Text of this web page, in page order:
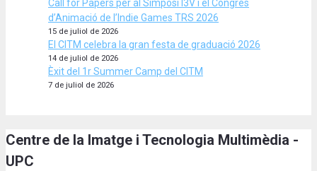
Call for Papers per al Simposi I3V i el Congrés
d’Animació de l’Indie Games TRS 2026
15 de juliol de 2026
El CITM celebra la gran festa de graduació 2026
14 de juliol de 2026
Èxit del 1r Summer Camp del CITM
7 de juliol de 2026
Centre de la Imatge i Tecnologia Multimèdia -
UPC